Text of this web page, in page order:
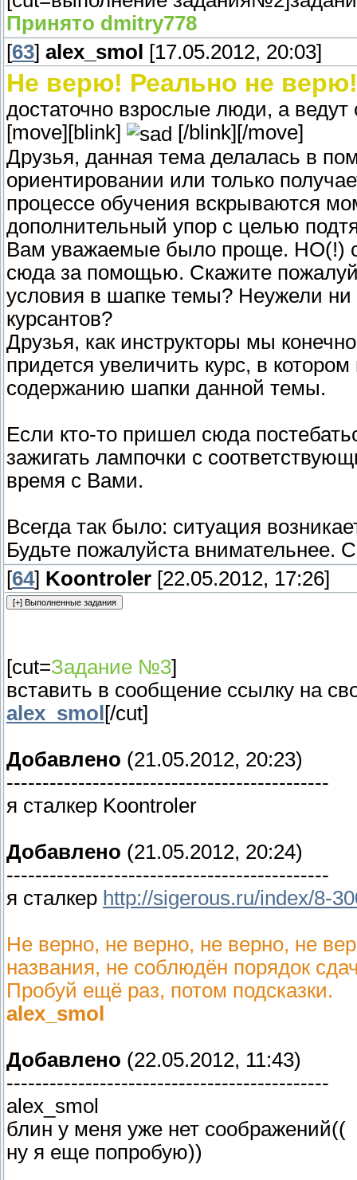
Принято dmitry778
[63] alex_smol [17.05.2012, 20:03]
Не верю! Реально не верю!
достаточно взрослые люди, а
[move][blink]
[/blink][/move]
Друзья, данная тема делалась в
ориентировании или только
процессе обучения вскрываются
дополнительный упор с целью
Вам уважаемые было проще. НО(!)
сюда за помощью. Скажите
условия в шапке темы? Неужели ни
курсантов?
Друзья, как инструкторы мы
придется увеличить курс, в
содержанию шапки данной темы.
Если кто-то пришел сюда
зажигать лампочки с
время с Вами.
Всегда так было: ситуация
Будьте пожалуйста внимательнее.
[64] Koontroler [22.05.2012, 17:26]
[cut=Задание №3]
вставить в сообщение ссылку на
alex_smol [/cut]
Добавлено (21.05.2012, 20:23)
---------------------------------------------
я сталкер Koontroler
Добавлено (21.05.2012, 20:24)
---------------------------------------------
я сталкер http://sigerous.ru/index/8-
Не верно, не верно, не верно, не
названия, не соблюдён порядок
Пробуй ещё раз, потом подсказки.
alex_smol
Добавлено (22.05.2012, 11:43)
---------------------------------------------
alex_smol
блин у меня уже нет соображений((
ну я еще попробую))